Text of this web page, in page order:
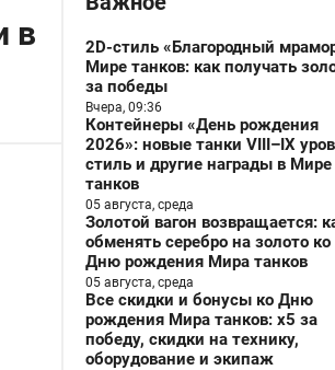
в
2D-стиль «Благородный
Мире танков: как получать
за победы
Вчера, 09:36
Контейнеры «День рождения
2026»: новые танки VIII–IX
стиль и другие награды в Мире
танков
05 августа, среда
Золотой вагон возвращается:
обменять серебро на золото ко
Дню рождения Мира танков
05 августа, среда
Все скидки и бонусы ко Дню
рождения Мира танков: x5 за
победу, скидки на технику,
оборудование и экипаж